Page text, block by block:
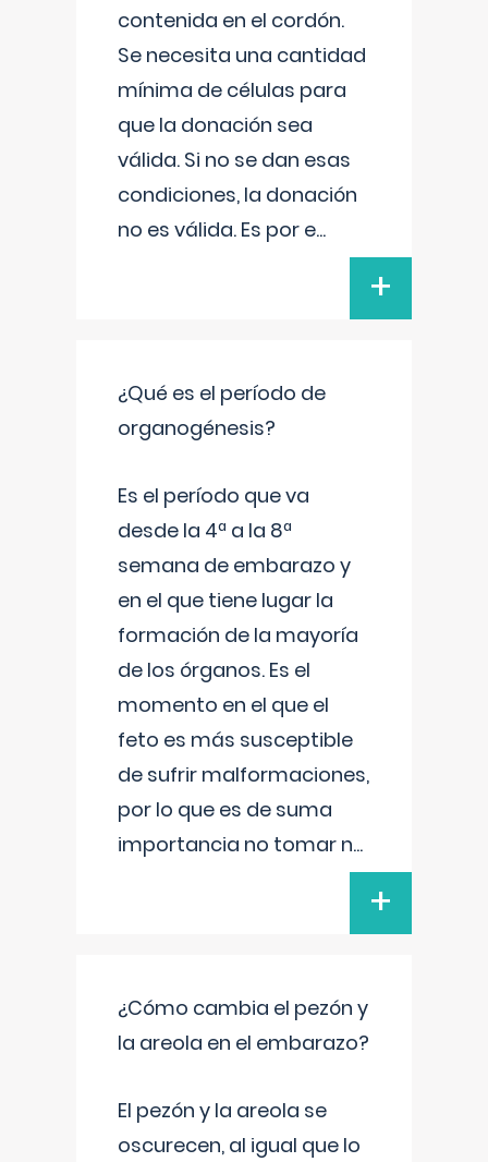
contenida en el cordón.
Se necesita una cantidad
mínima de células para
que la donación sea
válida. Si no se dan esas
condiciones, la donación
no es válida. Es por e...
+
¿Qué es el período de
organogénesis?
Es el período que va
desde la 4ª a la 8ª
semana de embarazo y
en el que tiene lugar la
formación de la mayoría
de los órganos. Es el
momento en el que el
feto es más susceptible
de sufrir malformaciones,
por lo que es de suma
importancia no tomar n...
+
¿Cómo cambia el pezón y
la areola en el embarazo?
El pezón y la areola se
oscurecen, al igual que lo